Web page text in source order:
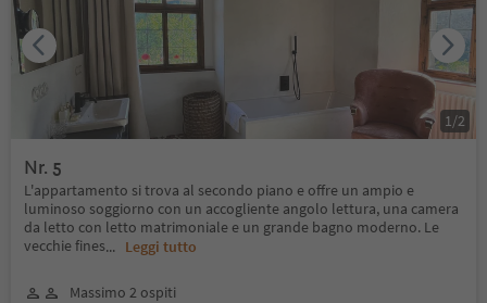
Nr. 5
L'appartamento si trova al secondo piano e offre un ampio e
luminoso soggiorno con un accogliente angolo lettura, una camera
da letto con letto matrimoniale e un grande bagno moderno. Le
vecchie fines... Leggi tutto
Massimo 2 ospiti
1/2